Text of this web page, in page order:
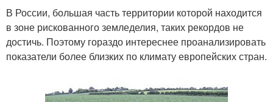
В России, большая часть территории которой находится
в зоне рискованного земледелия, таких рекордов не
достичь. Поэтому гораздо интереснее проанализировать
показатели более близких по климату европейских стран.